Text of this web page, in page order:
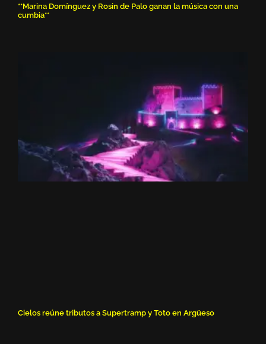
**Marina Domínguez y Rosin de Palo ganan la música con una
cumbia**
Cielos reúne tributos a Supertramp y Toto en Argüeso